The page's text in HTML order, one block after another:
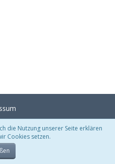
, erstellt vonKittMedia
die Nutzung unserer Seite erklären
Cookies setzen.